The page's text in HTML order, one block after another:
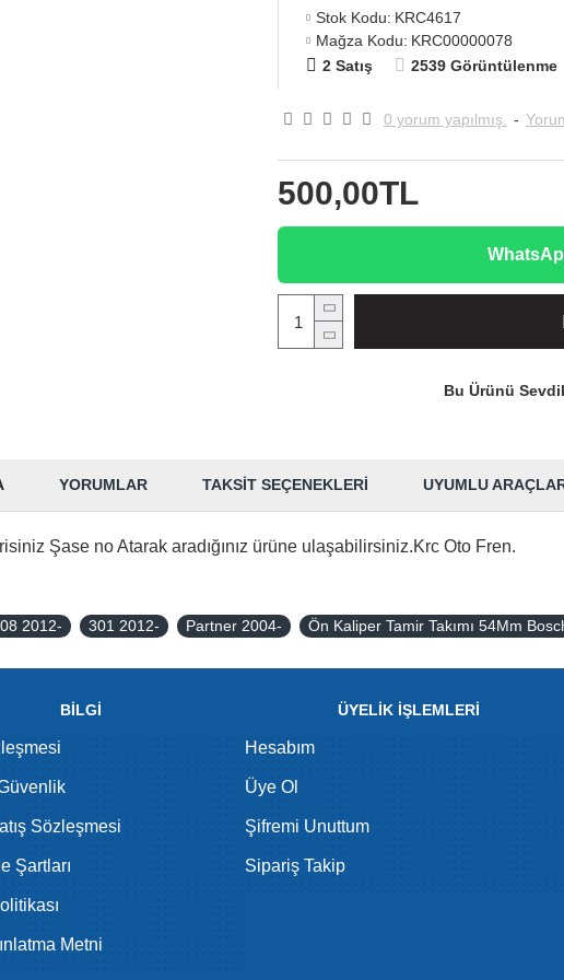
Stok Kodu: KRC4617
Mağza Kodu: KRC00000078
2 Satış
2539 Görüntülenme
0 yorum yapılmış. -
500,00TL
Bu Ürünü
YORUMLAR TAKSIT SEÇENEKLERI UYUMLU
Şase no Atarak aradığınız ürüne ulaşabilirsiniz.Krc Oto Fren.
2012- 301 2012- Partner 2004- Ön Kaliper Tamir Takımı 54Mm
BİLGİ
Sözleşmesi
Şartları
Metni
ÜYELİK İŞLEMLERİ
Hesabım
Üye Ol
Şifremi Unuttum
Sipariş Takip